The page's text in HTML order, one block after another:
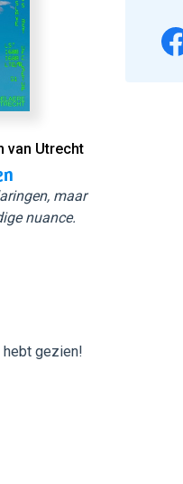
van Utrecht
maar
nuance.
hebt gezien!